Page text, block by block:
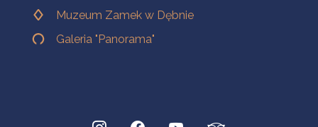
Muzeum Zamek w Dębnie
Galeria "Panorama"